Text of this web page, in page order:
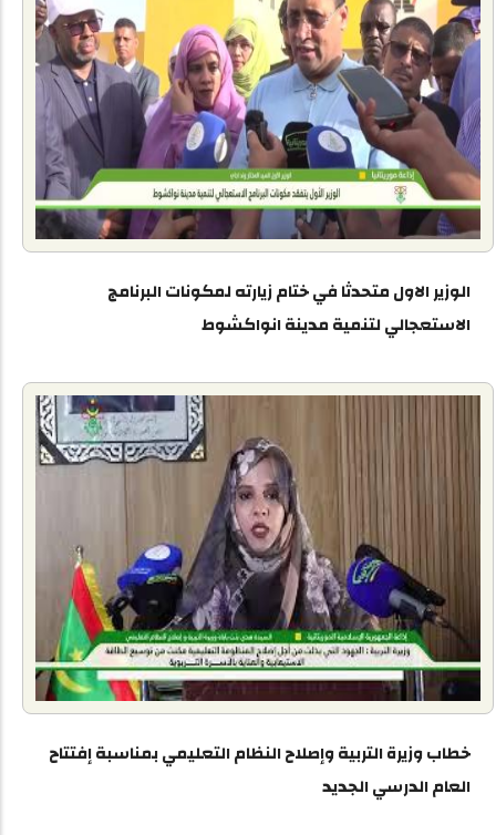
الوزير الاول متحدثا في ختام زيارته لمكونات البرنامج
الاستعجالي لتنمية مدينة انواكشوط
خطاب وزيرة التربية وإصلاح النظام التعليمي بمناسبة إفتتاح
العام الدرسي الجديد